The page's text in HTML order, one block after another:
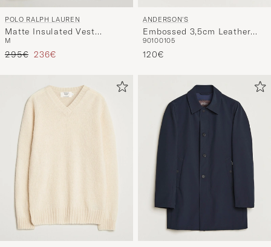
POLO RALPH LAUREN
Matte Insulated Vest
Collection Navy
M
Regulärer Preis
295€ Reduzierter Preis
236€
ANDERSON'S
Embossed 3,5cm Leather
Belt Black
90100105
120€